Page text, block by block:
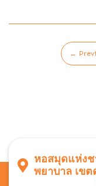
←
หอสมุดแห่งช
พยาบาล เขต